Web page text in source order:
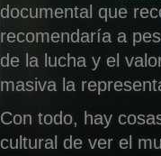
documental que
recomendaría a
de la lucha y el
masiva la
Con todo, hay
cultural de ver el